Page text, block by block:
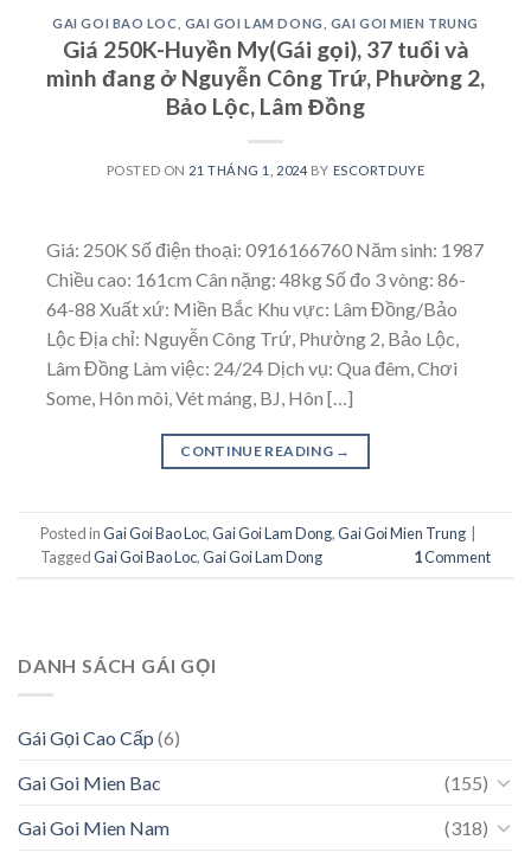
GAI GOI BAO LOC GAI GOI LAM DONG GAI GOI MIEN TRUNG
Giá 250K-Huyền My(Gái gọi), 37 tuổi và
mình đang ở Nguyễn Công Trứ, Phường 2,
Bảo Lộc, Lâm Đồng
POSTED ON 21 THÁNG 1, 2024 BY ESCORTDUYE
Giá: 250K Số điện thoại: 0916166760 Năm sinh: 1987
Chiều cao: 161cm Cân nặng: 48kg Số đo 3 vòng: 86-
64-88 Xuất xứ: Miền Bắc Khu vực: Lâm Đồng/Bảo
Lộc Địa chỉ: Nguyễn Công Trứ, Phường 2, Bảo Lộc,
Lâm Đồng Làm việc: 24/24 Dịch vụ: Qua đêm, Chơi
Some, Hôn môi, Vét máng, BJ, Hôn […]
CONTINUE READING →
Posted inGai Goi Bao Loc,Gai Goi Lam Dong,Gai Goi Mien Trung
TaggedGai Goi Bao Loc,Gai Goi Lam Dong 1Comment
DANH SÁCH GÁI GỌI
Gái Gọi Cao Cấp (6)
Gai Goi Mien Bac
(155)
Gai Goi Mien Nam
(318)